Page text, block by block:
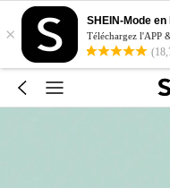
×
SHEIN-Mode en
Téléchargez l'APP